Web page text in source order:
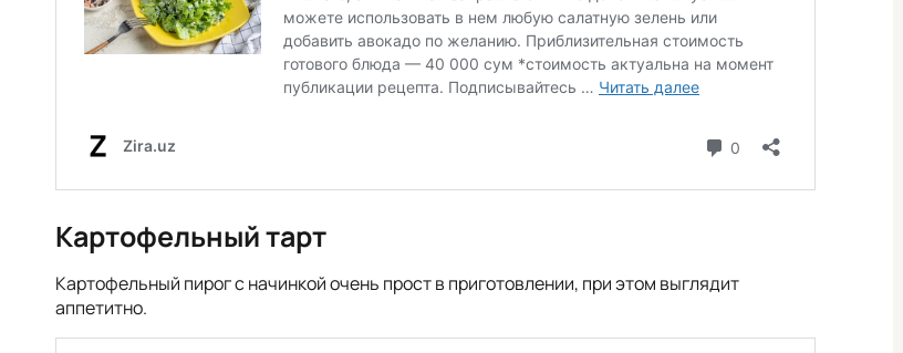
Картофельный тарт
Картофельный пирог с начинкой очень прост в приготовлении, при этом выглядит
аппетитно.